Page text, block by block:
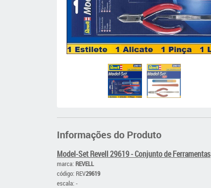
Informações do Produto
Model-Set Revell 29619 - Conjunto de Ferramentas
marca: REVELL
código: REV29619
escala: -